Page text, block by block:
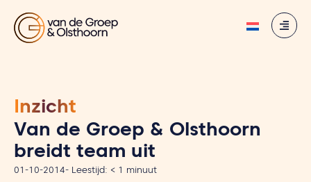
Inzicht
Van de Groep & Olsthoorn
breidt team uit
01-10-2014- Leestijd: < 1 minuut